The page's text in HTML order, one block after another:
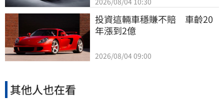
投資這輛車穩賺不賠　車齡20
年漲到2億
2026/08/04 09:00
其他人也在看